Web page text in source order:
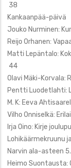
38
Kankaanpää-
Jouko Nurminen:
Reijo Orhanen:
Matti Lepäntalo:
44
Olavi Mäki-
Pentti Luodetlahti:
M. K: Eeva
Vilho Onniselkä:
Irja Oino: Kirje
Narvin ala-asteen
Heimo